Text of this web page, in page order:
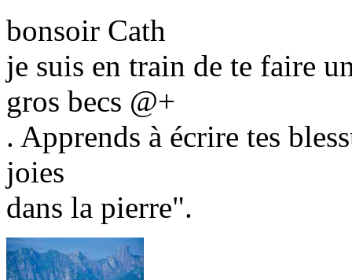
bonsoir Cath
je suis en train de te faire
gros becs @+
. Apprends à écrire tes
joies
dans la pierre".